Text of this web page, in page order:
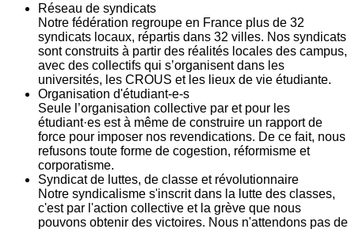
Réseau de syndicats
Notre fédération regroupe en France plus de 32
syndicats locaux, répartis dans 32 villes. Nos syndicats
sont construits à partir des réalités locales des campus,
avec des collectifs qui s’organisent dans les
universités, les CROUS et les lieux de vie étudiante.
Organisation d'étudiant-e-s
Seule l’organisation collective par et pour les
étudiant·es est à même de construire un rapport de
force pour imposer nos revendications. De ce fait, nous
refusons toute forme de cogestion, réformisme et
corporatisme.
Syndicat de luttes, de classe et révolutionnaire
Notre syndicalisme s'inscrit dans la lutte des classes,
c'est par l'action collective et la grève que nous
pouvons obtenir des victoires. Nous n'attendons pas de